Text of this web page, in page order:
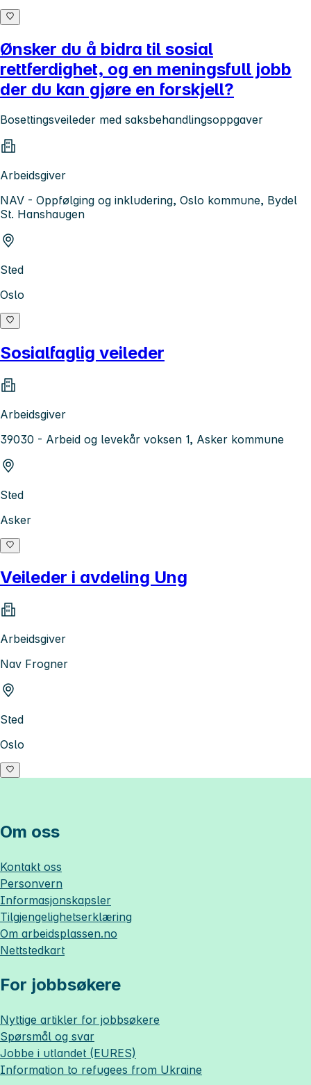
Ønsker du å bidra til sosial
rettferdighet, og en meningsfull jobb
der du kan gjøre en forskjell?
Bosettingsveileder med saksbehandlingsoppgaver
Arbeidsgiver
NAV - Oppfølging og inkludering, Oslo kommune, Bydel
St. Hanshaugen
Sted
Oslo
Sosialfaglig veileder
Arbeidsgiver
39030 - Arbeid og levekår voksen 1, Asker kommune
Sted
Asker
Veileder i avdeling Ung
Arbeidsgiver
Nav Frogner
Sted
Oslo
Om oss
Kontakt oss
Personvern
Informasjonskapsler
Tilgjengelighetserklæring
Om arbeidsplassen.no
Nettstedkart
For jobbsøkere
Nyttige artikler for jobbsøkere
Spørsmål og svar
Jobbe i utlandet (EURES)
Information to refugees from Ukraine